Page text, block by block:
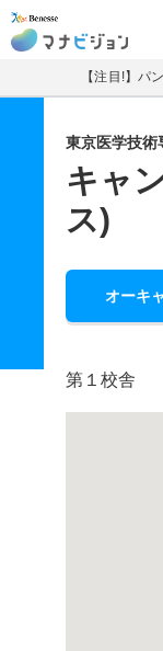
マナ
【注目!】パ
東京医学技術
キャ
ス)
オーキ
第１校舎